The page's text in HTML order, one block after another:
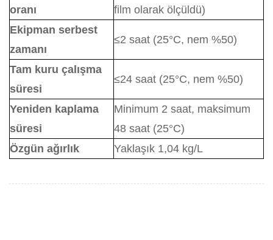
oranı
film olarak ölçüldü)
Ekipman serbest
zamanı
≤2 saat (25°C, nem %50)
Tam kuru çalışma
süresi
≤24 saat (25°C, nem %50)
Yeniden kaplama
süresi
Minimum 2 saat, maksimum
48 saat (25°C)
Özgün ağırlık
Yaklaşık 1,04 kg/L